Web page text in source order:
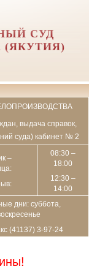
СУД
(ЯКУТИЯ)
выдача справок,
суда) кабинет № 2
–
08:30 –
18:00
12:30 –
14:00
дни: суббота,
(41137) 3-97-24